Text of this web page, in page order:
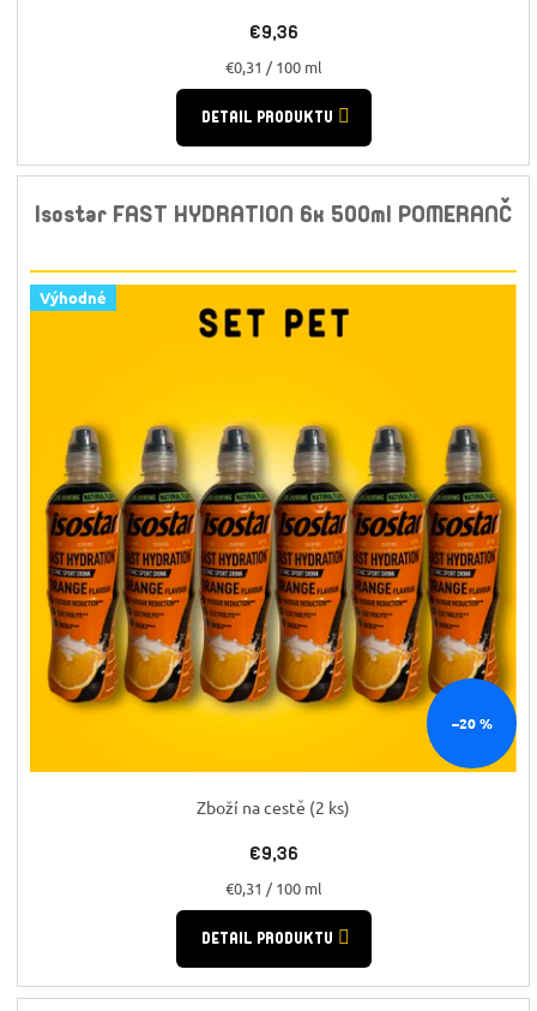
€9,36
Jednotková
cena:
€0,31 / 100 ml
DETAIL PRODUKTU
Isostar FAST HYDRATION 6x 500ml POMERANČ
Výhodné
–20 %
Zboží na cestě (2 ks)
€9,36
Jednotková
cena:
€0,31 / 100 ml
DETAIL PRODUKTU